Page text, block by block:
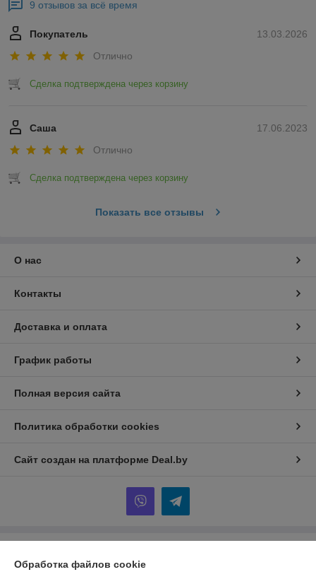
9 отзывов за всё время
13.03.2026
Покупатель
Отлично
Сделка подтверждена через корзину
17.06.2023
Саша
Отлично
Сделка подтверждена через корзину
Показать все отзывы
О нас
Контакты
Доставка и оплата
График работы
Полная версия сайта
Политика обработки cookies
Сайт создан на платформе Deal.by
Обработка файлов cookie